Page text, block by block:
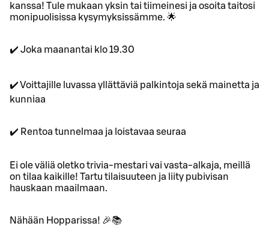
kanssa! Tule mukaan yksin tai tiimeinesi ja osoita taitosi
monipuolisissa kysymyksissämme. 🌟
✔️ Joka maanantai klo 19.30
✔️ Voittajille luvassa yllättäviä palkintoja sekä mainetta ja
kunniaa
✔️ Rentoa tunnelmaa ja loistavaa seuraa
Ei ole väliä oletko trivia-mestari vai vasta-alkaja, meillä
on tilaa kaikille! Tartu tilaisuuteen ja liity pubivisan
hauskaan maailmaan.
Nähään Hopparissa! 🎉📚